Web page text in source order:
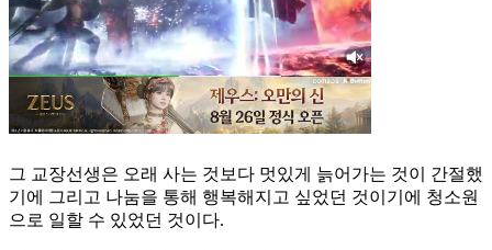
그 교장선생은 오래 사는 것보다 멋있게 늙어가는 것이 간절했
기에 그리고 나눔을 통해 행복해지고 싶었던 것이기에 청소원
으로 일할 수 있었던 것이다.